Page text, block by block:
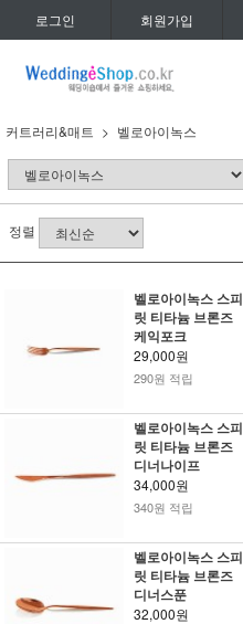
로그인 회원가입
커트러리&매트 벨로아이녹스
정렬
벨로아이녹스 스피
릿 티타늄 브론즈
케익포크
29,000원
290원 적립
벨로아이녹스 스피
릿 티타늄 브론즈
디너나이프
34,000원
340원 적립
벨로아이녹스 스피
릿 티타늄 브론즈
디너스푼
32,000원